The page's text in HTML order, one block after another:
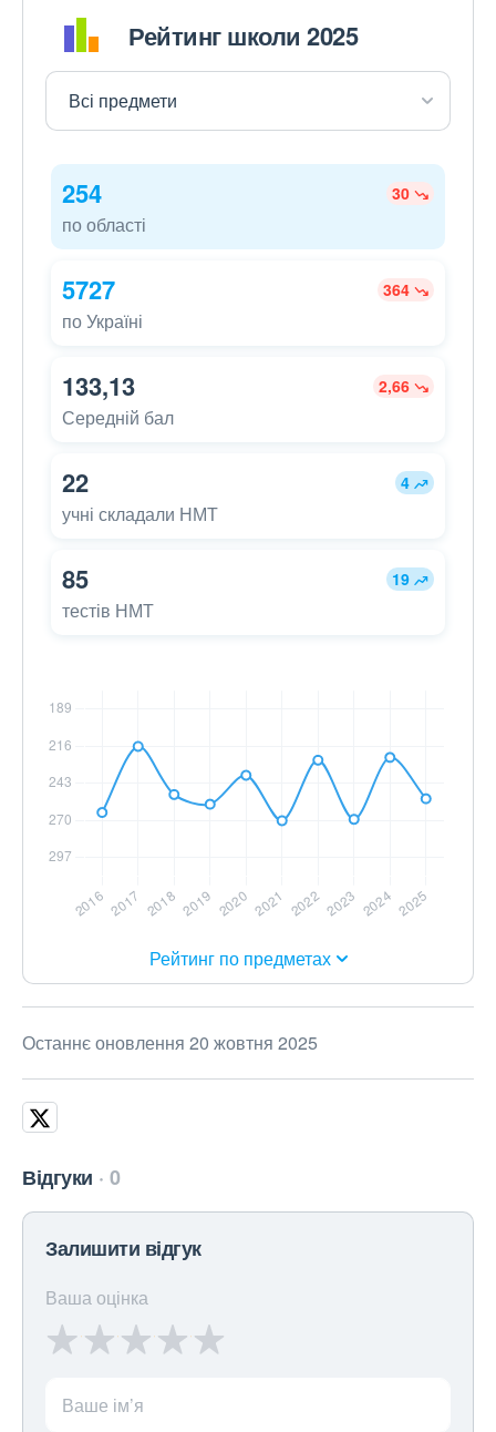
Рейтинг школи 2025
254 30
по області
5727 364
по Україні
133,13 2,66
Середній бал
22 4
учні складали НМТ
85 19
тестів НМТ
Рейтинг по предметах
Останнє оновлення 20 жовтня 2025
Відгуки 0
Залишити відгук
Ваша оцінка
Ваше ім’я